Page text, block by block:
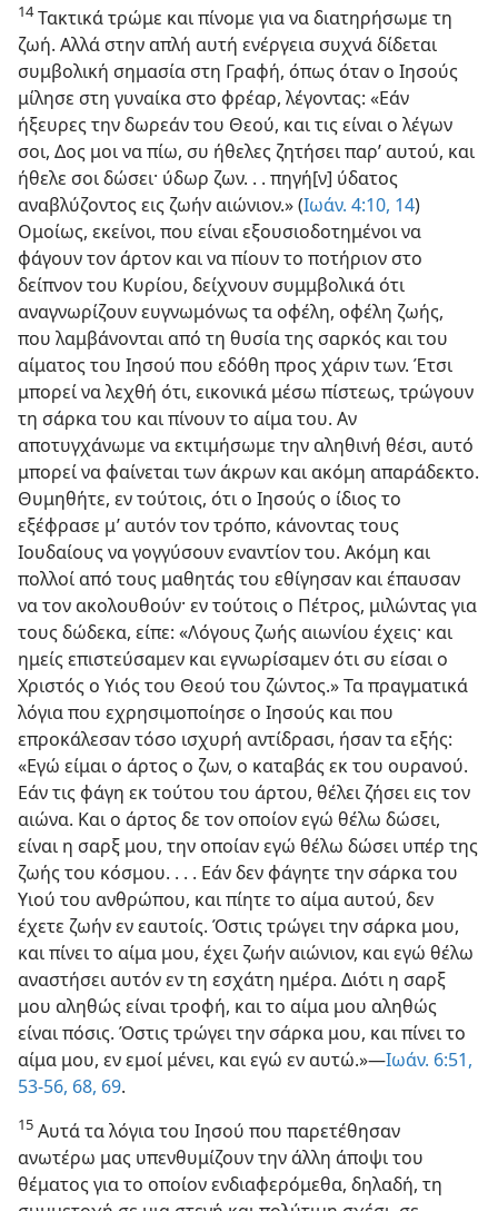
14Τακτικά τρώμε και πίνομε για να διατηρήσωμε τη
ζωή. Αλλά στην απλή αυτή ενέργεια συχνά δίδεται
συμβολική σημασία στη Γραφή, όπως όταν ο Ιησούς
μίλησε στη γυναίκα στο φρέαρ, λέγοντας: «Εάν
ήξευρες την δωρεάν του Θεού, και τις είναι ο λέγων
σοι, Δος μοι να πίω, συ ήθελες ζητήσει παρ’ αυτού, και
ήθελε σοι δώσει· ύδωρ ζων. . . πηγή[ν] ύδατος
αναβλύζοντος εις ζωήν αιώνιον.» (Ιωάν. 4:10, 14)
Ομοίως, εκείνοι, που είναι εξουσιοδοτημένοι να
φάγουν τον άρτον και να πίουν το ποτήριον στο
δείπνον του Κυρίου, δείχνουν συμμβολικά ότι
αναγνωρίζουν ευγνωμόνως τα οφέλη, οφέλη ζωής,
που λαμβάνονται από τη θυσία της σαρκός και του
αίματος του Ιησού που εδόθη προς χάριν των. Έτσι
μπορεί να λεχθή ότι, εικονικά μέσω πίστεως, τρώγουν
τη σάρκα του και πίνουν το αίμα του. Αν
αποτυγχάνωμε να εκτιμήσωμε την αληθινή θέσι, αυτό
μπορεί να φαίνεται των άκρων και ακόμη απαράδεκτο.
Θυμηθήτε, εν τούτοις, ότι ο Ιησούς ο ίδιος το
εξέφρασε μ’ αυτόν τον τρόπο, κάνοντας τους
Ιουδαίους να γογγύσουν εναντίον του. Ακόμη και
πολλοί από τους μαθητάς του εθίγησαν και έπαυσαν
να τον ακολουθούν· εν τούτοις ο Πέτρος, μιλώντας για
τους δώδεκα, είπε: «Λόγους ζωής αιωνίου έχεις· και
ημείς επιστεύσαμεν και εγνωρίσαμεν ότι συ είσαι ο
Χριστός ο Υιός του Θεού του ζώντος.» Τα πραγματικά
λόγια που εχρησιμοποίησε ο Ιησούς και που
επροκάλεσαν τόσο ισχυρή αντίδρασι, ήσαν τα εξής:
«Εγώ είμαι ο άρτος ο ζων, ο καταβάς εκ του ουρανού.
Εάν τις φάγη εκ τούτου του άρτου, θέλει ζήσει εις τον
αιώνα. Και ο άρτος δε τον οποίον εγώ θέλω δώσει,
είναι η σαρξ μου, την οποίαν εγώ θέλω δώσει υπέρ της
ζωής του κόσμου. . . . Εάν δεν φάγητε την σάρκα του
Υιού του ανθρώπου, και πίητε το αίμα αυτού, δεν
έχετε ζωήν εν εαυτοίς. Όστις τρώγει την σάρκα μου,
και πίνει το αίμα μου, έχει ζωήν αιώνιον, και εγώ θέλω
αναστήσει αυτόν εν τη εσχάτη ημέρα. Διότι η σαρξ
μου αληθώς είναι τροφή, και το αίμα μου αληθώς
είναι πόσις. Όστις τρώγει την σάρκα μου, και πίνει το
αίμα μου, εν εμοί μένει, και εγώ εν αυτώ.»—Ιωάν. 6:51,
53-56, 68, 69.
15 Αυτά τα λόγια του Ιησού που παρετέθησαν
ανωτέρω μας υπενθυμίζουν την άλλη άποψι του
θέματος για το οποίον ενδιαφερόμεθα, δηλαδή, τη